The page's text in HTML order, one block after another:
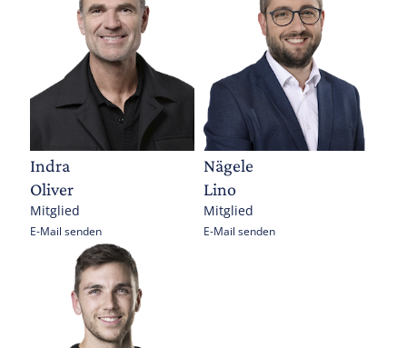
Indra
Oliver
Mitglied
E-Mail senden
Nägele
Lino
Mitglied
E-Mail senden